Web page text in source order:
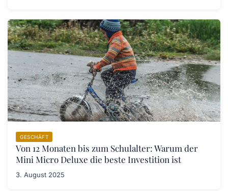
GESCHÄFT
Von 12 Monaten bis zum Schulalter: Warum der
Mini Micro Deluxe die beste Investition ist
3. August 2025